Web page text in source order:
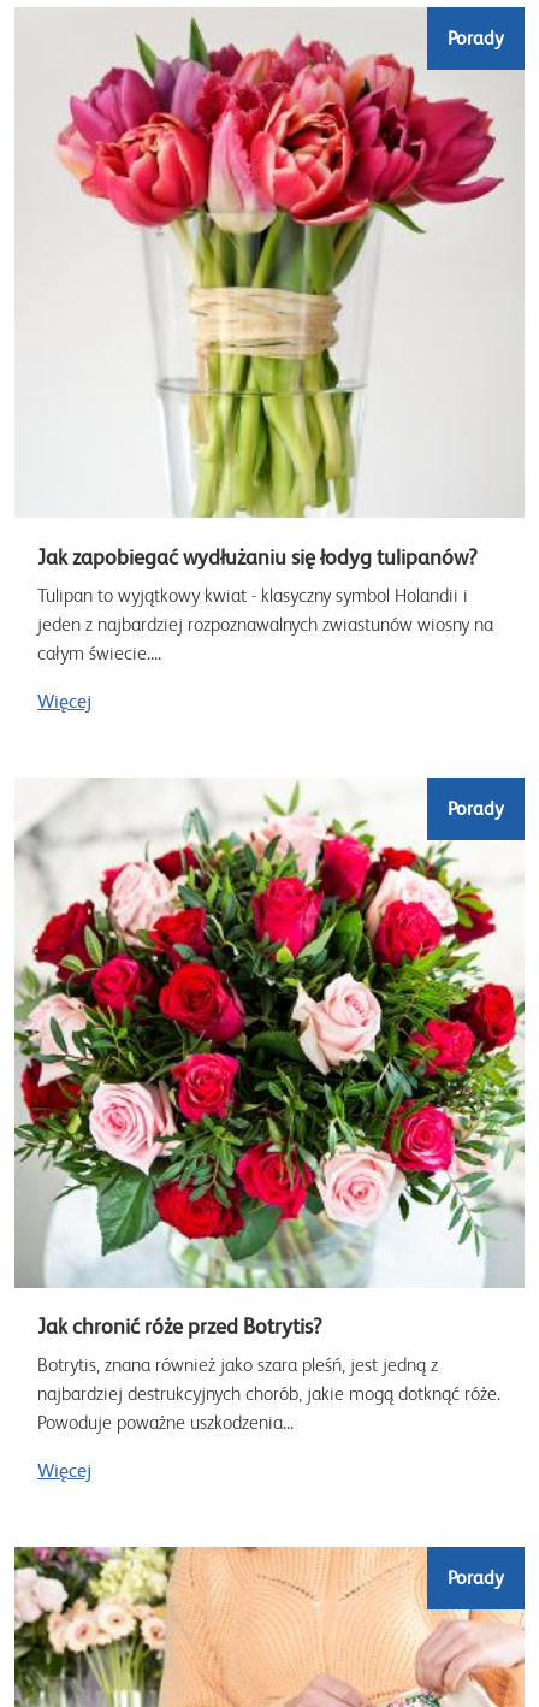
Porady
Jak zapobiegać wydłużaniu się łodyg tulipanów?
Tulipan to wyjątkowy kwiat - klasyczny symbol Holandii i
jeden z najbardziej rozpoznawalnych zwiastunów wiosny na
całym świecie....
Więcej
Porady
Jak chronić róże przed Botrytis?
Botrytis, znana również jako szara pleśń, jest jedną z
najbardziej destrukcyjnych chorób, jakie mogą dotknąć róże.
Powoduje poważne uszkodzenia...
Więcej
Porady